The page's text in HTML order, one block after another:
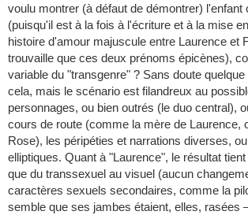
voulu montrer (à défaut de démontrer) l'enfant
(puisqu'il est à la fois à l'écriture et à la mise
histoire d'amour majuscule entre Laurence et
trouvaille que ces deux prénoms épicènes),
variable du "transgenre" ? Sans doute
cela, mais le scénario est filandreux au
personnages, ou bien outrés (le duo central),
cours de route (comme la mère de Laurence,
Rose), les péripéties et narrations diverses,
elliptiques. Quant à "Laurence", le résultat
que du transsexuel au visuel (aucun
caractères sexuels secondaires, comme la
semble que ses jambes étaient, elles, rasées